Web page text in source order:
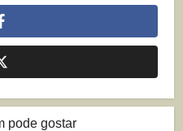
pode gostar